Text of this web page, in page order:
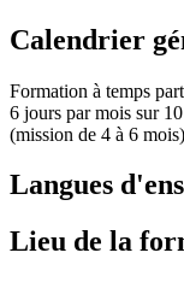
Calendrier
Formation à temps
6 jours par mois sur
(mission de 4 à 6 mois)
Langues
Lieu de la